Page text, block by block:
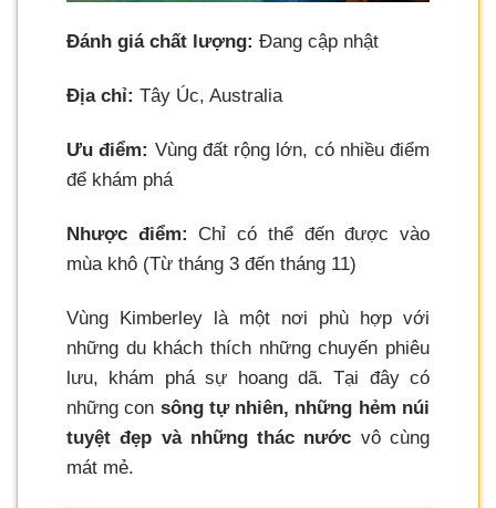
Đánh giá chất lượng: Đang cập nhật
Địa chỉ: Tây Úc, Australia
Ưu điểm: Vùng đất rộng lớn, có nhiều điểm
để khám phá
Nhược điểm: Chỉ có thể đến được vào
mùa khô (Từ tháng 3 đến tháng 11)
Vùng Kimberley là một nơi phù hợp với
những du khách thích những chuyến phiêu
lưu, khám phá sự hoang dã. Tại đây có
những con sông tự nhiên, những hẻm núi
tuyệt đẹp và những thác nước vô cùng
mát mẻ.